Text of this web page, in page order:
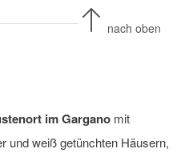
nach oben
im Gargano mit
und weiß getünchten Häusern,